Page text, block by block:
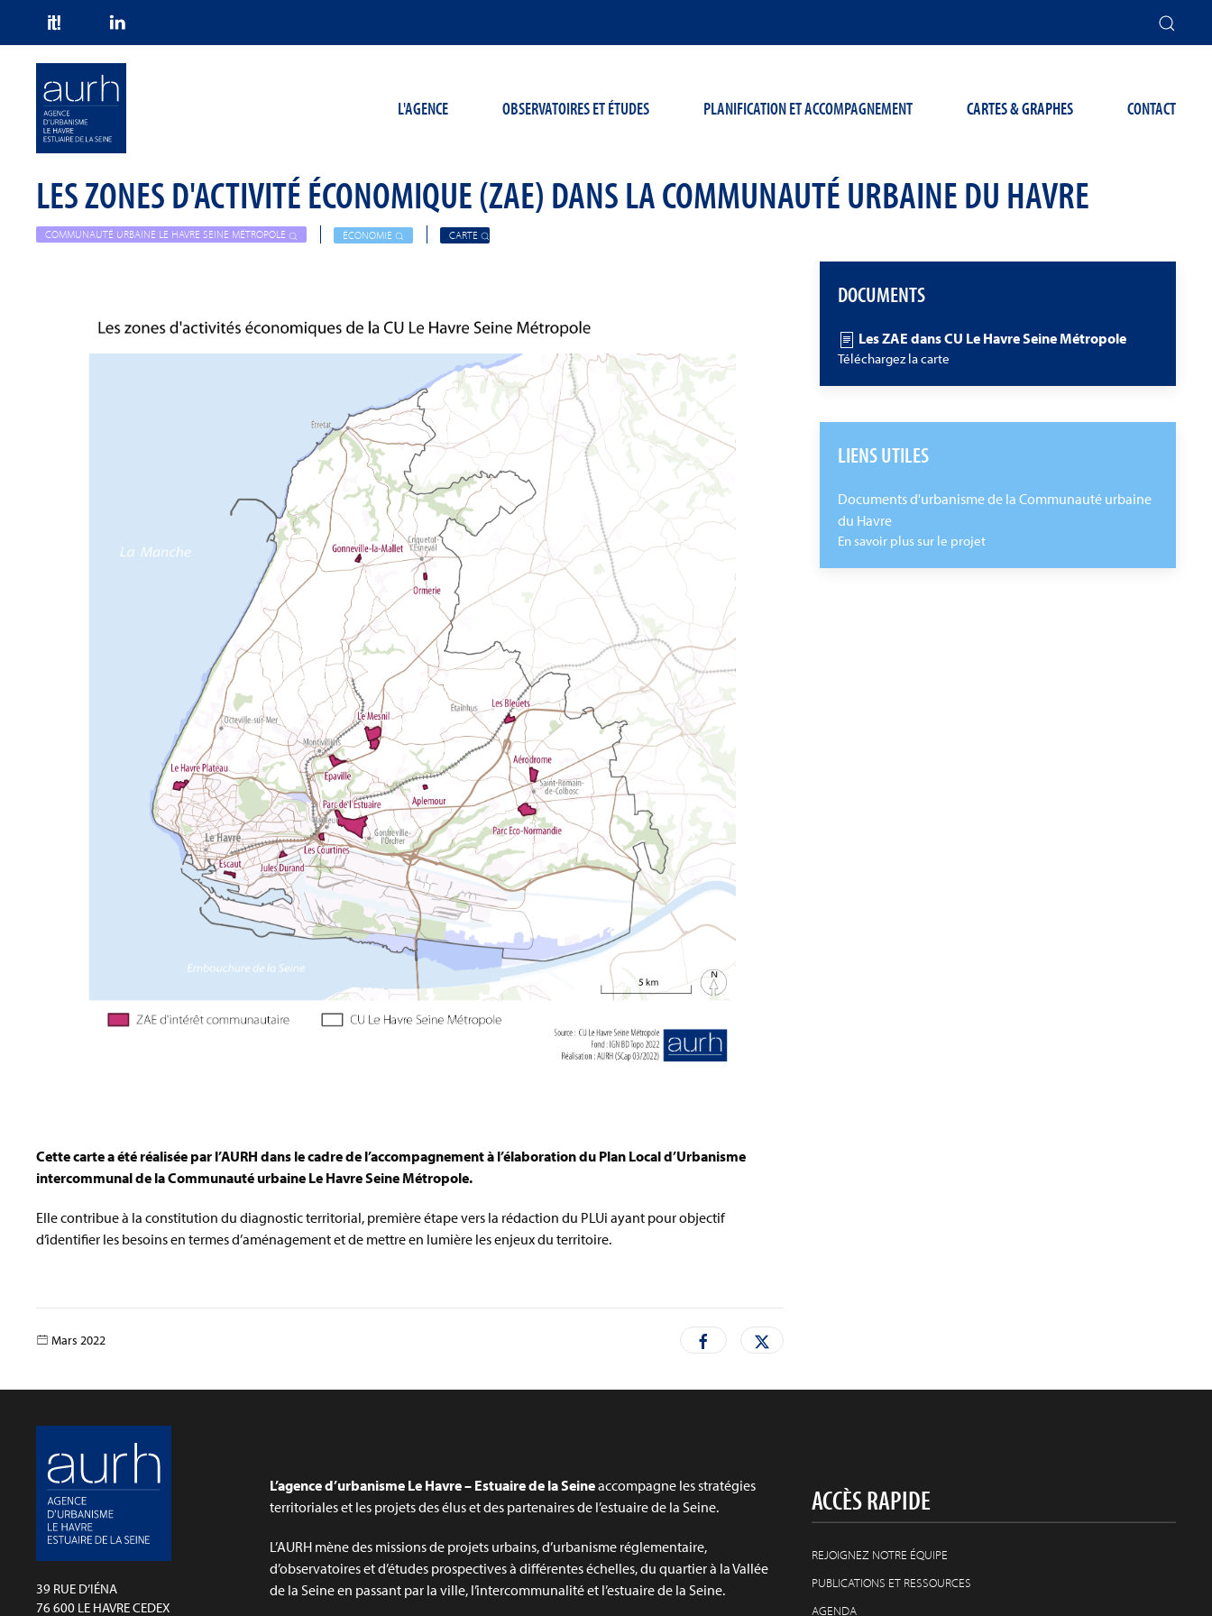
L'AGENCE OBSERVATOIRES ET ÉTUDES PLANIFICATION ET ACCOMPAGNEMENT CARTES & GRAPHES CONTACT
LES ZONES D'ACTIVITÉ ÉCONOMIQUE (ZAE) DANS LA COMMUNAUTÉ URBAINE DU HAVRE
COMMUNAUTÉ URBAINE LE HAVRE SEINE MÉTROPOLE ÉCONOMIE CARTE
Cette carte a été réalisée par l’AURH dans le cadre de l’accompagnement à l’élaboration du Plan Local d’Urbanisme
intercommunal de la Communauté urbaine Le Havre Seine Métropole.
Elle contribue à la constitution du diagnostic territorial, première étape vers la rédaction du PLUi ayant pour objectif
d’identifier les besoins en termes d’aménagement et de mettre en lumière les enjeux du territoire.
Mars 2022
DOCUMENTS
Les ZAE dans CU Le Havre Seine Métropole
Téléchargez la carte
LIENS UTILES
Documents d'urbanisme de la Communauté urbaine
du Havre
En savoir plus sur le projet
39 RUE D’IÉNA
76 600 LE HAVRE CEDEX
L’agence d’urbanisme Le Havre – Estuaire de la Seineaccompagne les stratégies
territoriales et les projets des élus et des partenaires de l’estuaire de la Seine.
L’AURH mène des missions de projets urbains, d’urbanisme réglementaire,
d’observatoires et d’études prospectives à différentes échelles, du quartier à la Vallée
de la Seine en passant par la ville, l’intercommunalité et l’estuaire de la Seine.
ACCÈS RAPIDE
REJOIGNEZ NOTRE ÉQUIPE
PUBLICATIONS ET RESSOURCES
AGENDA